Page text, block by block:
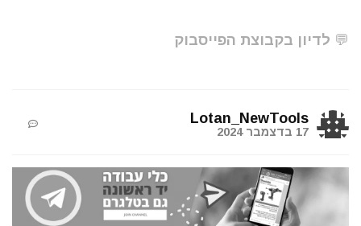
💬 לדיון בקבוצת הפייסבוק
Lotan_NewTools
17 בדצמבר 2024